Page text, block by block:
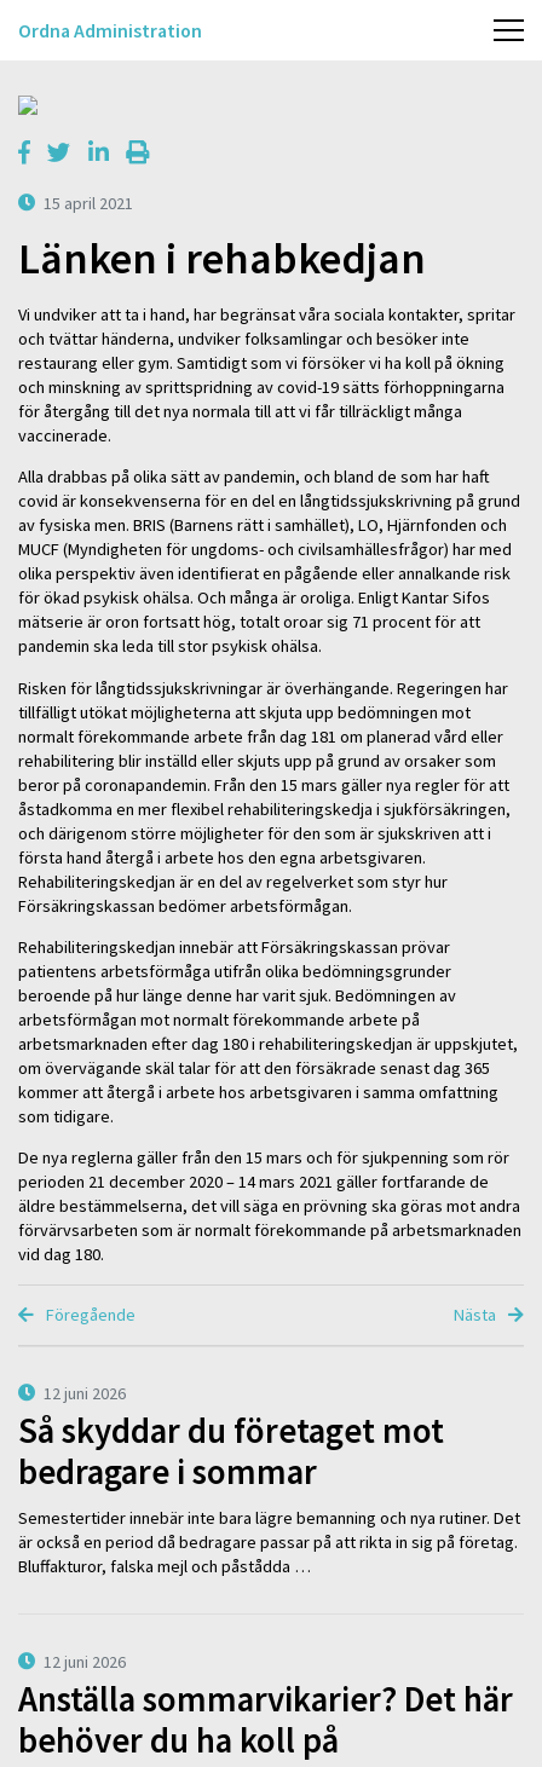
Ordna Administration
15 april 2021
Länken i rehabkedjan
Vi undviker att ta i hand, har begränsat våra sociala kontakter, spritar
och tvättar händerna, undviker folksamlingar och besöker inte
restaurang eller gym. Samtidigt som vi försöker vi ha koll på ökning
och minskning av sprittspridning av covid-19 sätts förhoppningarna
för återgång till det nya normala till att vi får tillräckligt många
vaccinerade.
Alla drabbas på olika sätt av pandemin, och bland de som har haft
covid är konsekvenserna för en del en långtidssjukskrivning på grund
av fysiska men. BRIS (Barnens rätt i samhället), LO, Hjärnfonden och
MUCF (Myndigheten för ungdoms- och civilsamhällesfrågor) har med
olika perspektiv även identifierat en pågående eller annalkande risk
för ökad psykisk ohälsa. Och många är oroliga. Enligt Kantar Sifos
mätserie är oron fortsatt hög, totalt oroar sig 71 procent för att
pandemin ska leda till stor psykisk ohälsa.
Risken för långtidssjukskrivningar är överhängande. Regeringen har
tillfälligt utökat möjligheterna att skjuta upp bedömningen mot
normalt förekommande arbete från dag 181 om planerad vård eller
rehabilitering blir inställd eller skjuts upp på grund av orsaker som
beror på coronapandemin. Från den 15 mars gäller nya regler för att
åstadkomma en mer flexibel rehabiliteringskedja i sjukförsäkringen,
och därigenom större möjligheter för den som är sjukskriven att i
första hand återgå i arbete hos den egna arbetsgivaren.
Rehabiliteringskedjan är en del av regelverket som styr hur
Försäkringskassan bedömer arbetsförmågan.
Rehabiliteringskedjan innebär att Försäkringskassan prövar
patientens arbetsförmåga utifrån olika bedömningsgrunder
beroende på hur länge denne har varit sjuk. Bedömningen av
arbetsförmågan mot normalt förekommande arbete på
arbetsmarknaden efter dag 180 i rehabiliteringskedjan är uppskjutet,
om övervägande skäl talar för att den försäkrade senast dag 365
kommer att återgå i arbete hos arbetsgivaren i samma omfattning
som tidigare.
De nya reglerna gäller från den 15 mars och för sjukpenning som rör
perioden 21 december 2020 – 14 mars 2021 gäller fortfarande de
äldre bestämmelserna, det vill säga en prövning ska göras mot andra
förvärvsarbeten som är normalt förekommande på arbetsmarknaden
vid dag 180.
Föregående Nästa
12 juni 2026
Så skyddar du företaget mot
bedragare i sommar
Semestertider innebär inte bara lägre bemanning och nya rutiner. Det
är också en period då bedragare passar på att rikta in sig på företag.
Bluffakturor, falska mejl och påstådda …
12 juni 2026
Anställa sommarvikarier? Det här
behöver du ha koll på